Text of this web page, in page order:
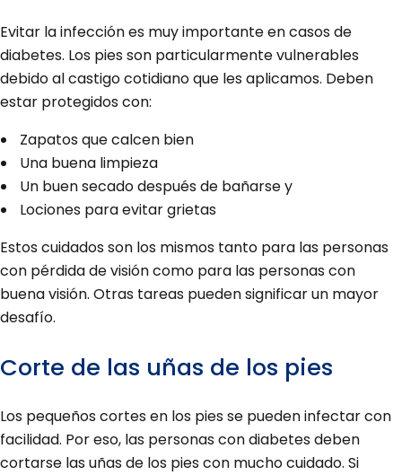
Evitar la infección es muy importante en casos de
diabetes. Los pies son particularmente vulnerables
debido al castigo cotidiano que les aplicamos. Deben
estar protegidos con:
Zapatos que calcen bien
Una buena limpieza
Un buen secado después de bañarse y
Lociones para evitar grietas
Estos cuidados son los mismos tanto para las personas
con pérdida de visión como para las personas con
buena visión. Otras tareas pueden significar un mayor
desafío.
Corte de las uñas de los pies
Los pequeños cortes en los pies se pueden infectar con
facilidad. Por eso, las personas con diabetes deben
cortarse las uñas de los pies con mucho cuidado. Si